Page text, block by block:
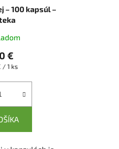
– 100 kapsúl –
€
/ 1 ks